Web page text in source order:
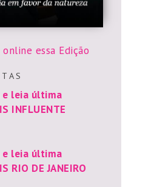
essa Edição
A S
e leia última
INFLUENTE
e leia última
RIO DE JANEIRO